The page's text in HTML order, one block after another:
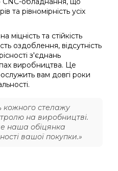
та рівномірність усіх
міцність та стійкість
оздоблення, відсутність
з'єднань
виробництва. Це
вам довгі роки
кожного стелажу
на виробництві.
наша обіцянка
вашої покупки.»